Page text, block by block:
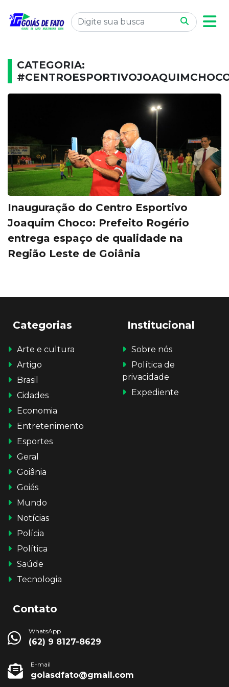
CATEGORIA:
Inauguração do Centro Esportivo
Joaquim Choco: Prefeito Rogério
entrega espaço de qualidade na
Região Leste de Goiânia
Categorias
Arte e cultura
Artigo
Brasil
Cidades
Economia
Entretenimento
Esportes
Geral
Goiânia
Goiás
Mundo
Notícias
Polícia
Política
Saúde
Tecnologia
Institucional
Sobre nós
Política de
privacidade
Expediente
Contato
WhatsApp
(62) 9 8127-8629
E-mail
goiasdfato@gmail.com